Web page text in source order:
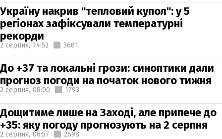
Україну накрив "тепловий купол": у 5
регіонах зафіксували температурні
рекорди
2 серпня, 14:52 3681
До +37 та локальні грози: синоптики дали
прогноз погоди на початок нового тижня
2 серпня, 08:00 1793
Дощитиме лише на Заході, але припече до
+35: яку погоду прогнозують на 2 серпня
2 серпня, 06:57 2698